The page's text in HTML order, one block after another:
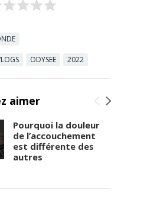
ne contrôle
erreur... Qui
ODYSEE 2022
aimer
Pourquoi la douleur
de l’accouchement
est différente des
autres